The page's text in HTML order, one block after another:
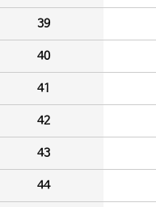
39
40
41
42
43
44